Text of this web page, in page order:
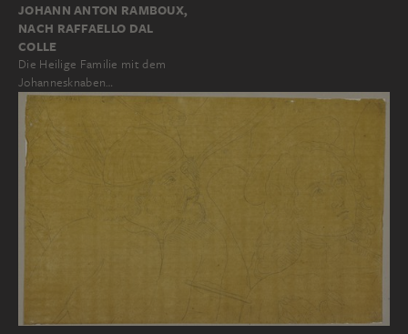
JOHANN ANTON RAMBOUX,
NACH RAFFAELLO DAL
COLLE
Die Heilige Familie mit dem
Johannesknaben…